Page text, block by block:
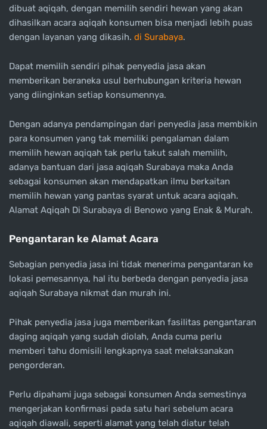
dibuat aqiqah, dengan memilih sendiri hewan yang akan
dihasilkan acara aqiqah konsumen bisa menjadi lebih puas
dengan layanan yang dikasih. di Surabaya.
Dapat memilih sendiri pihak penyedia jasa akan
memberikan beraneka usul berhubungan kriteria hewan
yang diinginkan setiap konsumennya.
Dengan adanya pendampingan dari penyedia jasa membikin
para konsumen yang tak memiliki pengalaman dalam
memilih hewan aqiqah tak perlu takut salah memilih,
adanya bantuan dari jasa aqiqah Surabaya maka Anda
sebagai konsumen akan mendapatkan ilmu berkaitan
memilih hewan yang pantas syarat untuk acara aqiqah.
Alamat Aqiqah Di Surabaya di Benowo yang Enak & Murah.
Pengantaran ke Alamat Acara
Sebagian penyedia jasa ini tidak menerima pengantaran ke
lokasi pemesannya, hal itu berbeda dengan penyedia jasa
aqiqah Surabaya nikmat dan murah ini.
Pihak penyedia jasa juga memberikan fasilitas pengantaran
daging aqiqah yang sudah diolah, Anda cuma perlu
memberi tahu domisili lengkapnya saat melaksanakan
pengorderan.
Perlu dipahami juga sebagai konsumen Anda semestinya
mengerjakan konfirmasi pada satu hari sebelum acara
aqiqah diawali, seperti alamat yang telah diatur telah